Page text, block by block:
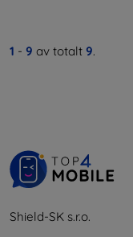
1 - 9 av totalt 9.
Shield-SK s.r.o.